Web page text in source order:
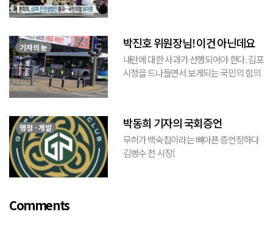
민(惑...
기자의 눈 박진호 위원장님! 이건 아닌데요
내란에 대한 사과가 선행되어야 한다. 김포
시청을 드나들면서 보게되는 국민의 힘의
이 하...
행정 · 개발 박동희 기자의 국회증언
무허가 백숙집이라는 뼈아픈 증언장하다
김병수 전 시장(
Comments